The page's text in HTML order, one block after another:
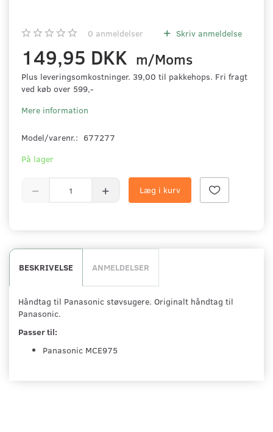
0 anmeldelser Skriv anmeldelse
149,95 DKK m/Moms
Plus leveringsomkostninger. 39,00 til pakkehops. Fri fragt
ved køb over 599,-
Mere information
Model/varenr.: 677277
På lager
Læg i kurv
BESKRIVELSE ANMELDELSER
Håndtag til Panasonic støvsugere. Originalt håndtag til
Panasonic.
Passer til:
Panasonic MCE975